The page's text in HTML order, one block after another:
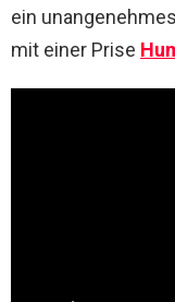
ein
mit einer Prise